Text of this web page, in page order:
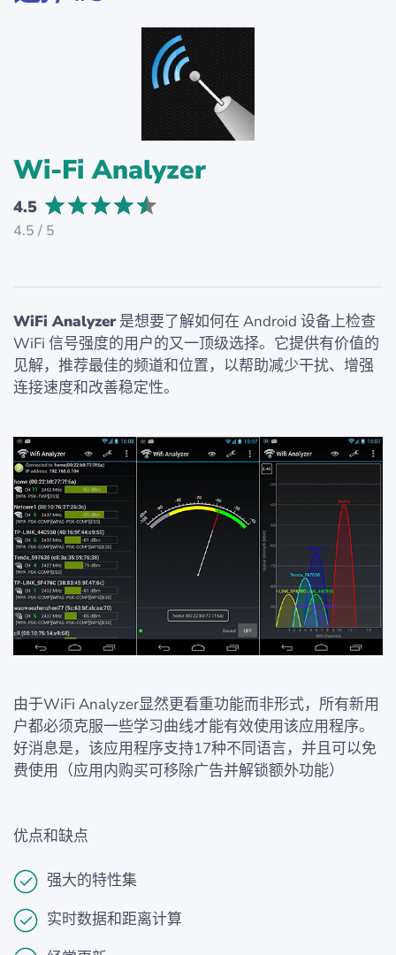
Wi-Fi Analyzer
4.5
4.5 / 5
WiFi Analyzer是想要了解如何在 Android 设备上检查
WiFi 信号强度的用户的又一顶级选择。它提供有价值的
见解，推荐最佳的频道和位置，以帮助减少干扰、增强
连接速度和改善稳定性。
由于WiFi Analyzer显然更看重功能而非形式，所有新用
户都必须克服一些学习曲线才能有效使用该应用程序。
好消息是，该应用程序支持17种不同语言，并且可以免
费使用（应用内购买可移除广告并解锁额外功能）
优点和缺点
强大的特性集
实时数据和距离计算